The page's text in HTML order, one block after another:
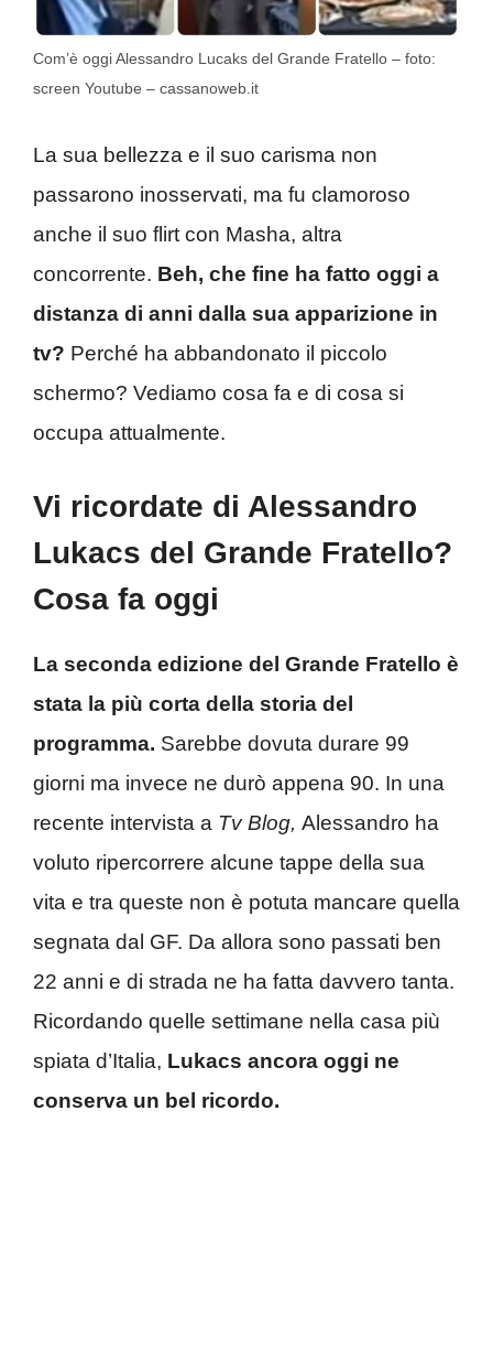
Com’è oggi Alessandro Lucaks del Grande Fratello – foto:
screen Youtube – cassanoweb.it
La sua bellezza e il suo carisma non
passarono inosservati, ma fu clamoroso
anche il suo flirt con Masha, altra
concorrente. Beh, che fine ha fatto oggi a
distanza di anni dalla sua apparizione in
tv? Perché ha abbandonato il piccolo
schermo? Vediamo cosa fa e di cosa si
occupa attualmente.
Vi ricordate di Alessandro
Lukacs del Grande Fratello?
Cosa fa oggi
La seconda edizione del Grande Fratello è
stata la più corta della storia del
programma. Sarebbe dovuta durare 99
giorni ma invece ne durò appena 90. In una
recente intervista a Tv Blog, Alessandro ha
voluto ripercorrere alcune tappe della sua
vita e tra queste non è potuta mancare quella
segnata dal GF. Da allora sono passati ben
22 anni e di strada ne ha fatta davvero tanta.
Ricordando quelle settimane nella casa più
spiata d’Italia, Lukacs ancora oggi ne
conserva un bel ricordo.